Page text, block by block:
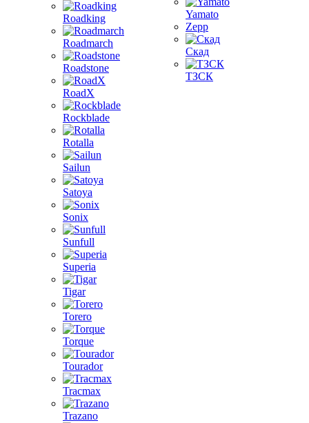
Roadking
Roadmarch
Roadstone
RoadX
Rockblade
Rotalla
Sailun
Satoya
Sonix
Sunfull
Superia
Tigar
Torero
Torque
Tourador
Tracmax
Trazano
Yamato
Zepp
Скад
ТЗСК